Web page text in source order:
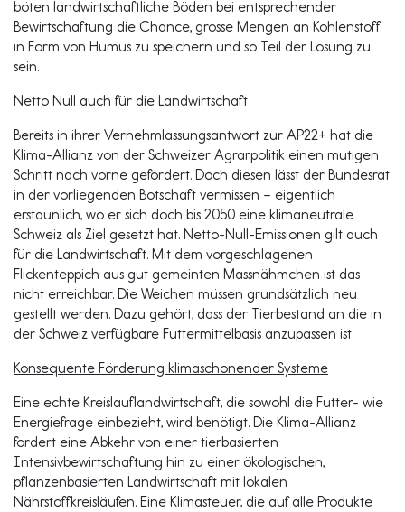
böten landwirtschaftliche Böden bei entsprechender
Bewirtschaftung die Chance, grosse Mengen an Kohlenstoff
in Form von Humus zu speichern und so Teil der Lösung zu
sein.
Netto Null auch für die Landwirtschaft
Bereits in ihrer Vernehmlassungsantwort zur AP22+ hat die
Klima-Allianz von der Schweizer Agrarpolitik einen mutigen
Schritt nach vorne gefordert. Doch diesen lässt der Bundesrat
in der vorliegenden Botschaft vermissen – eigentlich
erstaunlich, wo er sich doch bis 2050 eine klimaneutrale
Schweiz als Ziel gesetzt hat. Netto-Null-Emissionen gilt auch
für die Landwirtschaft. Mit dem vorgeschlagenen
Flickenteppich aus gut gemeinten Massnähmchen ist das
nicht erreichbar. Die Weichen müssen grundsätzlich neu
gestellt werden. Dazu gehört, dass der Tierbestand an die in
der Schweiz verfügbare Futtermittelbasis anzupassen ist.
Konsequente Förderung klimaschonender Systeme
Eine echte Kreislauflandwirtschaft, die sowohl die Futter- wie
Energiefrage einbezieht, wird benötigt. Die Klima-Allianz
fordert eine Abkehr von einer tierbasierten
Intensivbewirtschaftung hin zu einer ökologischen,
pflanzenbasierten Landwirtschaft mit lokalen
Nährstoffkreisläufen. Eine Klimasteuer, die auf alle Produkte